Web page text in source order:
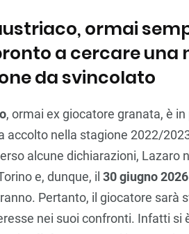
ormai
a cercare una
da svincolato
, ormai ex giocatore granata, è
accolto nella stagione 2022/
alcune dichiarazioni, Lazaro
e, dunque, il 30 giugno 2026
Pertanto, il giocatore sarà
nei suoi confronti. Infatti si